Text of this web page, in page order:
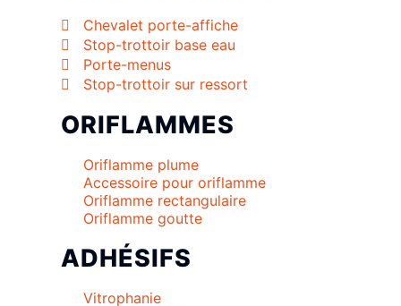
Chevalet porte-affiche
Stop-trottoir base eau
Porte-menus
Stop-trottoir sur ressort
ORIFLAMMES
Oriflamme plume
Accessoire pour oriflamme
Oriflamme rectangulaire
Oriflamme goutte
ADHÉSIFS
Vitrophanie